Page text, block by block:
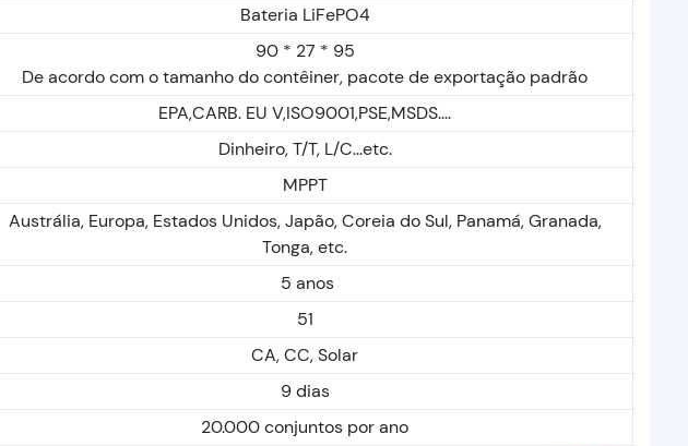
Bateria LiFePO4
90 * 27 * 95
De acordo com o tamanho do contêiner, pacote de exportação padrão
EPA,CARB. EU V,ISO9001,PSE,MSDS....
Dinheiro, T/T, L/C...etc.
MPPT
Austrália, Europa, Estados Unidos, Japão, Coreia do Sul, Panamá, Granada,
Tonga, etc.
5 anos
51
CA, CC, Solar
9 dias
20.000 conjuntos por ano